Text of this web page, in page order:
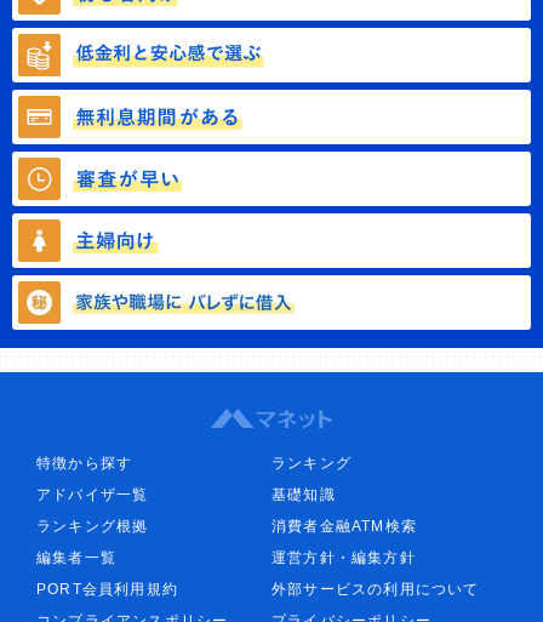
特徴から探す
ランキング
アドバイザ一覧
基礎知識
ランキング根拠
消費者金融ATM検索
編集者一覧
運営方針・編集方針
PORT会員利用規約
外部サービスの利用について